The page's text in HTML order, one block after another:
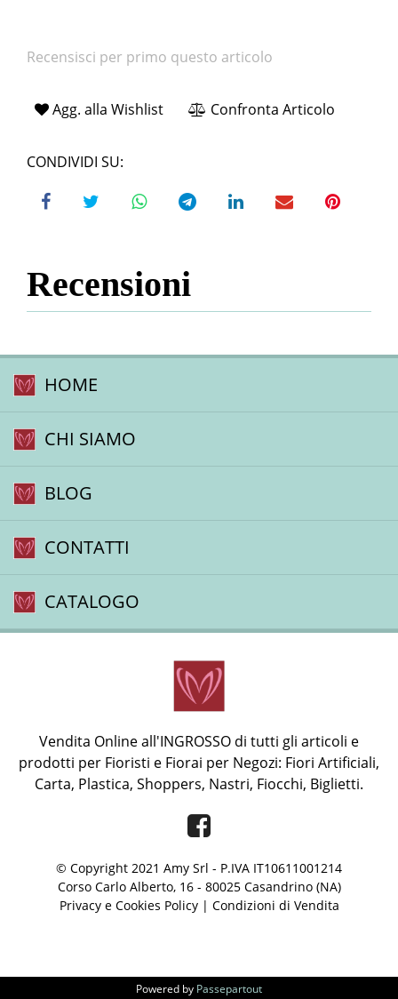
Recensisci per primo questo articolo
Agg. alla Wishlist Confronta Articolo
CONDIVIDI SU:
Recensioni
HOME
CHI SIAMO
BLOG
CONTATTI
CATALOGO
Vendita Online all'INGROSSO di tutti gli articoli e
prodotti per Fioristi e Fiorai per Negozi: Fiori Artificiali,
Carta, Plastica, Shoppers, Nastri, Fiocchi, Biglietti.
© Copyright 2021 Amy Srl - P.IVA IT10611001214
Corso Carlo Alberto, 16 - 80025 Casandrino (NA)
Privacy e Cookies Policy| Condizioni di Vendita
Powered by Passepartout